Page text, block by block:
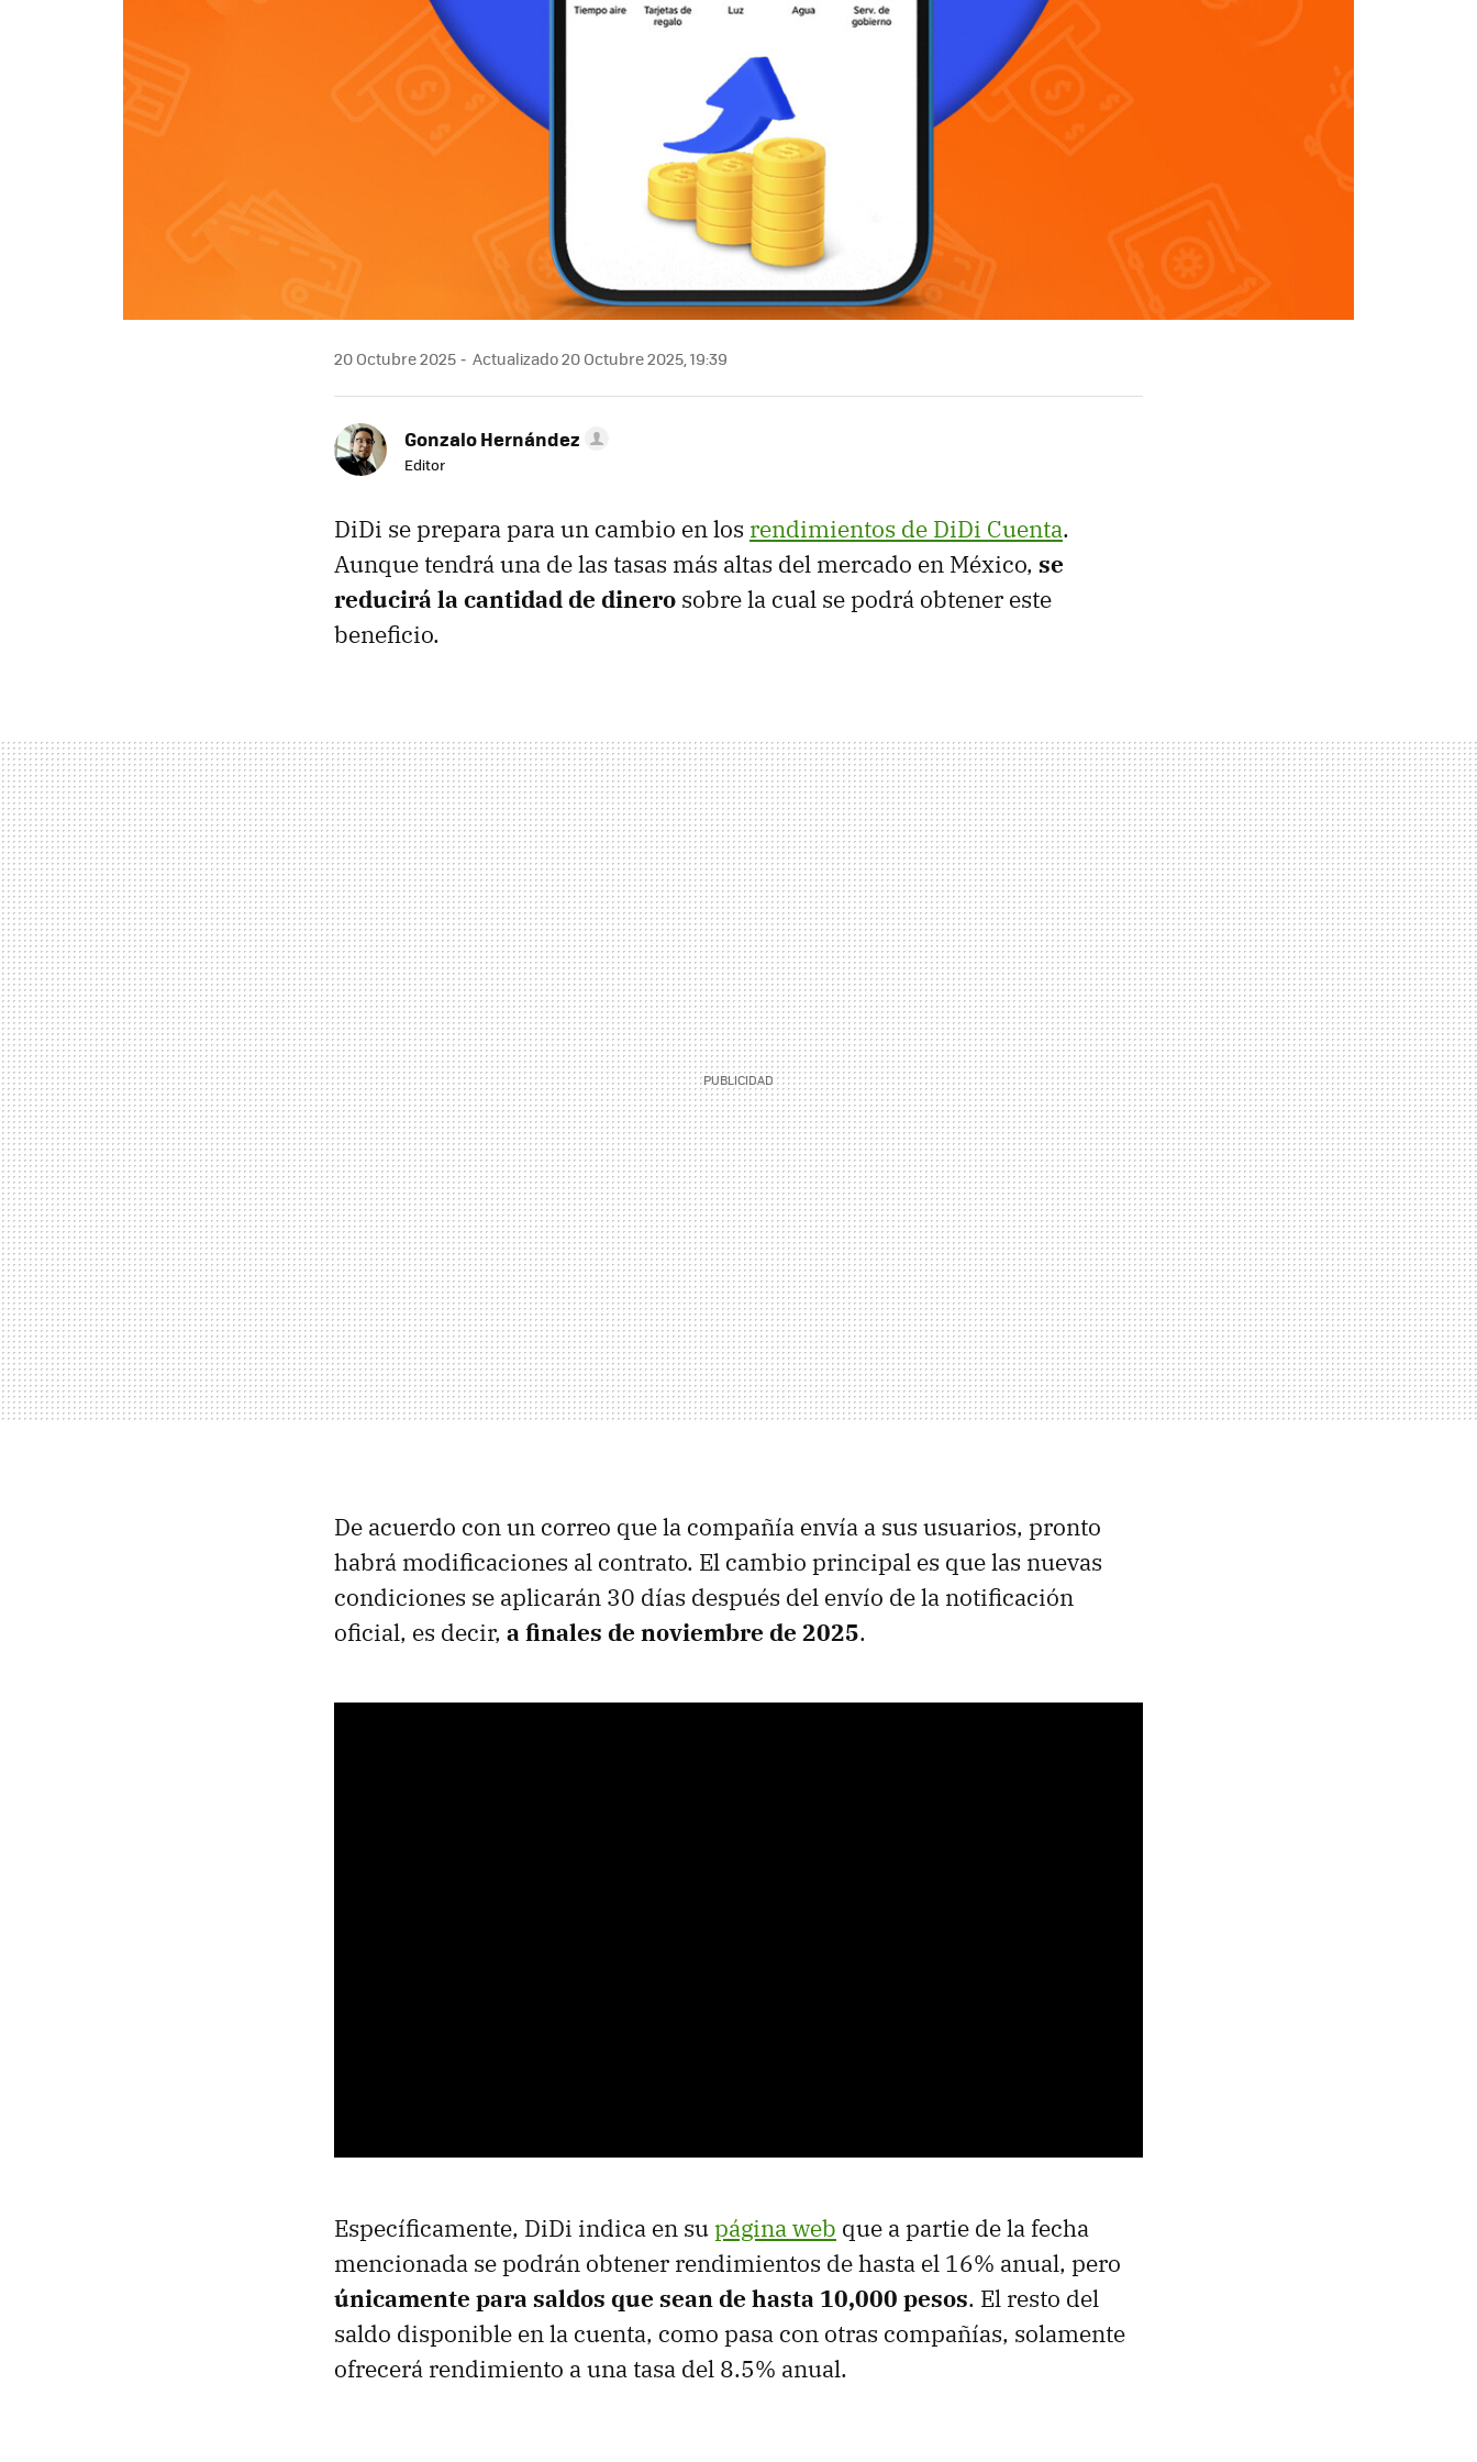
20 Octubre 2025 Actualizado 20 Octubre 2025, 19:39
Gonzalo Hernández
Editor
DiDi se prepara para un cambio en los rendimientos de DiDi Cuenta.
Aunque tendrá una de las tasas más altas del mercado en México, se
reducirá la cantidad de dinero sobre la cual se podrá obtener este
beneficio.
De acuerdo con un correo que la compañía envía a sus usuarios, pronto
habrá modificaciones al contrato. El cambio principal es que las nuevas
condiciones se aplicarán 30 días después del envío de la notificación
oficial, es decir, a finales de noviembre de 2025.
Específicamente, DiDi indica en supágina web que a partie de la fecha
mencionada se podrán obtener rendimientos de hasta el 16% anual, pero
únicamente para saldos que sean de hasta 10,000 pesos. El resto del
saldo disponible en la cuenta, como pasa con otras compañías, solamente
ofrecerá rendimiento a una tasa del 8.5% anual.